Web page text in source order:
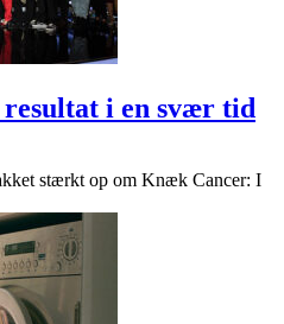
i en svær tid
stærkt op om Knæk Cancer: I